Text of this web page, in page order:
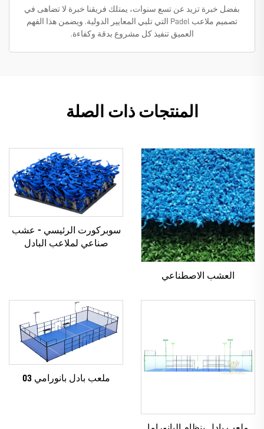
بفضل خبرة تزيد عن تسع سنوات، يمتلك فريقنا خبرة لا تضاهى في
تصميم ملاعب Padel التي تلبي المعايير الدولية. ويضمن هذا الفهم
العميق تنفيذ كل مشروع بدقة وكفاءة.
المنتجات ذات الصلة
العشب الاصطناعي
سوبركورت الرئيسي - عشب
صناعي لملاعب البادل
ملعب بادل بانورامي 03